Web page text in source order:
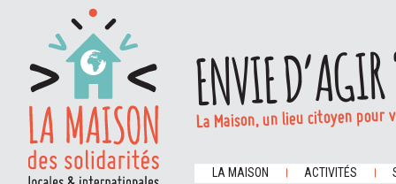
ENVIE
La Maison, un lieu citoyen
LA MAISON ACTIVITÉS